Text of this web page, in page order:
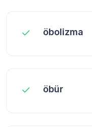
öbolizma
öbür